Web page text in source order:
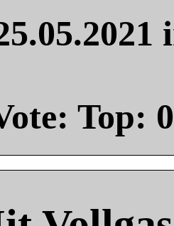
Top: 0